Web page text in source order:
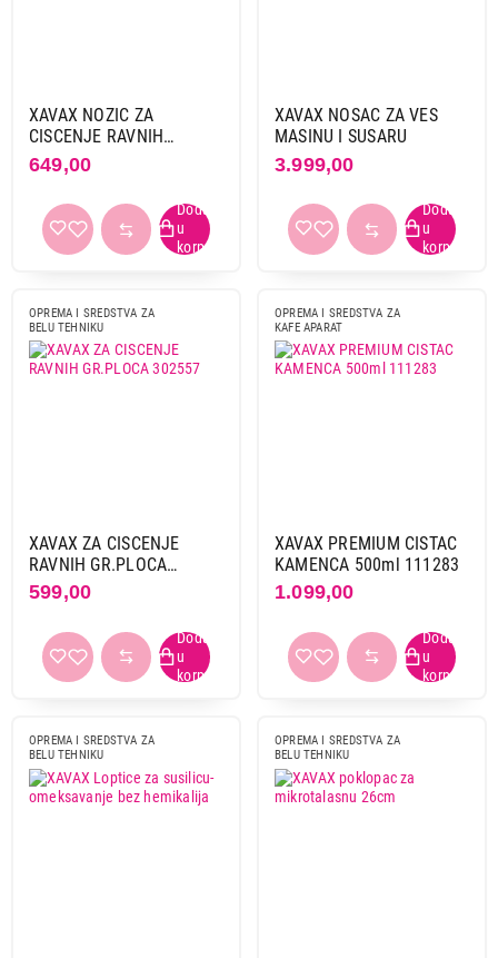
XAVAX NOZIC ZA
CISCENJE RAVNIH
GREJNIH PLOCA 111010
649,00
XAVAX NOSAC ZA VES
MASINU I SUSARU
3.999,00
OPREMA I SREDSTVA ZA
BELU TEHNIKU
XAVAX ZA CISCENJE
RAVNIH GR.PLOCA
302557
599,00
OPREMA I SREDSTVA ZA
KAFE APARAT
XAVAX PREMIUM CISTAC
KAMENCA 500ml 111283
1.099,00
OPREMA I SREDSTVA ZA
BELU TEHNIKU
OPREMA I SREDSTVA ZA
BELU TEHNIKU